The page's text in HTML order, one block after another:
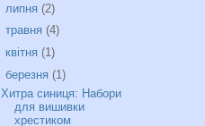
липня (2)
травня (4)
квітня (1)
березня (1)
Хитра синиця: Набори
для вишивки
хрестиком